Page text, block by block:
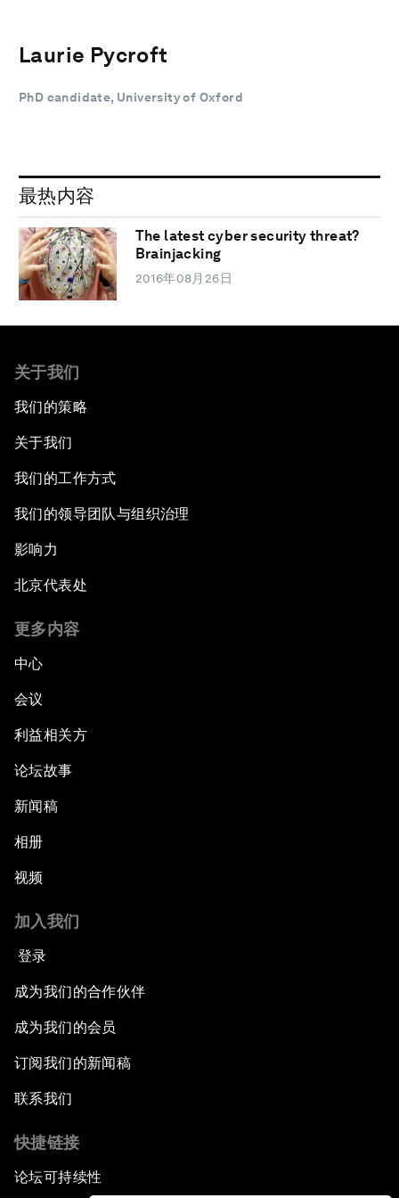
Laurie Pycroft
PhD candidate, University of Oxford
最热内容
The latest cyber security threat?
Brainjacking
2016年08月26日
关于我们
我们的策略
关于我们
我们的工作方式
我们的领导团队与组织治理
影响力
北京代表处
更多内容
中心
会议
利益相关方
论坛故事
新闻稿
相册
视频
加入我们
登录
成为我们的合作伙伴
成为我们的会员
订阅我们的新闻稿
联系我们
快捷链接
论坛可持续性